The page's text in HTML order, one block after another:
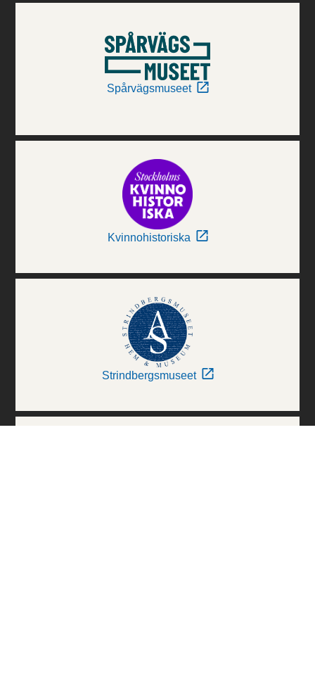
Spårvägsmuseet
Kvinnohistoriska
Strindbergsmuseet